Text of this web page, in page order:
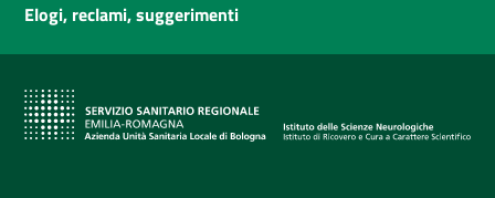
Elogi, reclami, suggerimenti